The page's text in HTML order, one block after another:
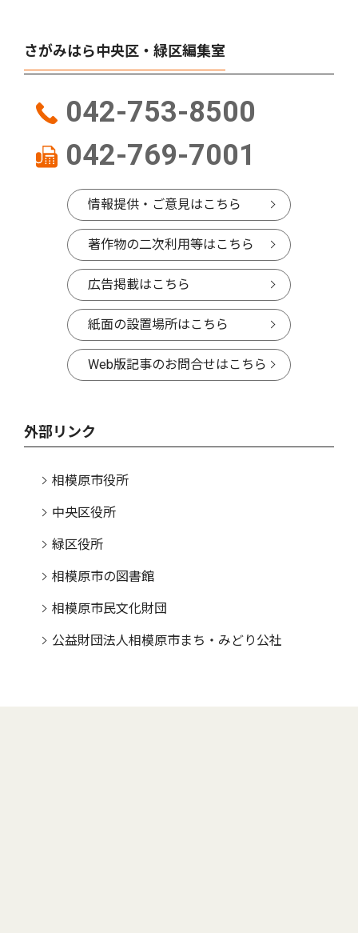
さがみはら中央区・緑区編集室
042-753-8500
042-769-7001
情報提供・ご意見はこちら
著作物の二次利用等はこちら
広告掲載はこちら
紙面の設置場所はこちら
Web版記事のお問合せはこちら
外部リンク
相模原市役所
中央区役所
緑区役所
相模原市の図書館
相模原市民文化財団
公益財団法人相模原市まち・みどり公社